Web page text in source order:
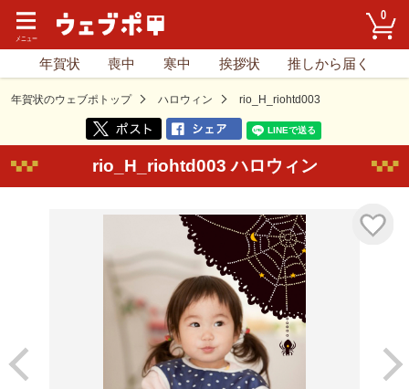
0
年賀状 喪中 寒中 挨拶状 推しから届く
年賀状のウェブポトップ ハロウィン rio_H_riohtd003
rio_H_riohtd003 ハロウィン